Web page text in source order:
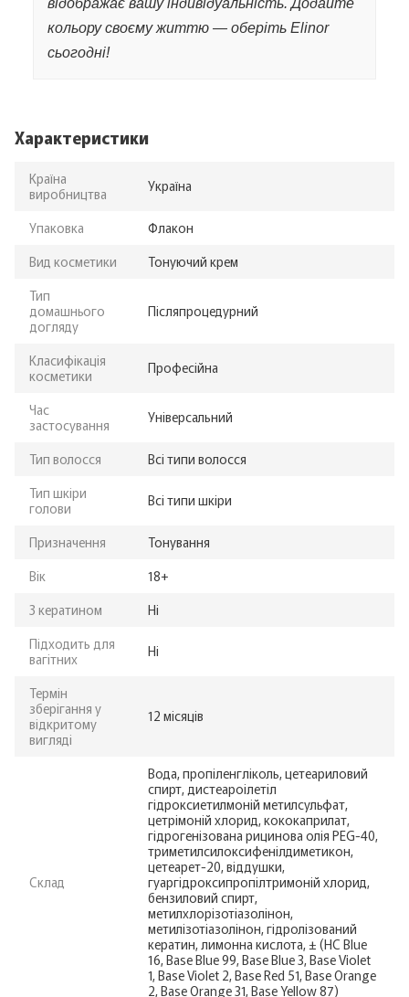
кольору своєму життю — оберіть Elinor
сьогодні!
Характеристики
Країна
виробництва
Україна
Упаковка
Флакон
Вид косметики
Тонуючий крем
Тип
домашнього
догляду
Післяпроцедурний
Класифікація
косметики
Професійна
Час
застосування
Універсальний
Тип волосся
Всі типи волосся
Тип шкіри
голови
Всі типи шкіри
Призначення
Тонування
Вік
18+
З кератином
Ні
Підходить для
вагітних
Ні
Термін
зберігання у
відкритому
вигляді
12 місяців
Склад
Вода, пропіленгліколь, цетеариловий
спирт, дистеароілетіл
гідроксиетилмоній метилсульфат,
цетрімоній хлорид, кококаприлат,
гідрогенізована рицинова олія PEG-40,
триметилсилоксифенілдиметикон,
цетеарет-20, віддушки,
гуаргідроксипропілтримоній хлорид,
бензиловий спирт,
метилхлорізотіазолінон,
метилізотіазолінон, гідролізований
кератин, лимонна кислота, ± (HC Blue
16, Base Blue 99, Base Blue 3, Base Violet
1, Base Violet 2, Base Red 51, Base Orange
2, Base Orange 31, Base Yellow 87)